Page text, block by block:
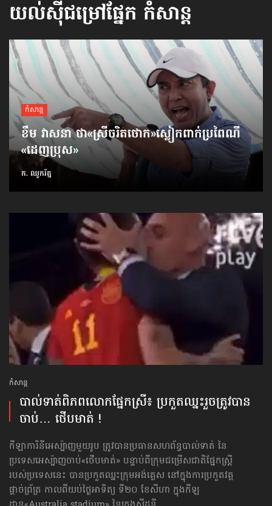
យល់ស៊ីជម្រៅផ្នែក កំសាន្ដ
កំសាន្ដ
ខឹម វាសនា ថា«ស្រីចរិតថោក»​ស្លៀកពាក់ប្រពៃណី​
«ដេញប្រុស»
ក. ឈូករ័ត្ន
កំសាន្ដ
បាល់ទាត់​ពិភពលោក​ផ្នែកស្រី៖ ប្រកួតឈ្នះរួច​ត្រូវបាន
ចាប់… ថើបមាត់ !
កីឡាការិនីអេស្ប៉ាញមួយរូប ត្រូវបានប្រធានសហព័ន្ធបាល់ទាត់ នៃ
ប្រទេសអេស្ប៉ាញចាប់«ថើបមាត់» បន្ទាប់ពីក្រុមជម្រើសជាតិផ្នែកស្ត្រី
របស់ប្រទេសនេះ បានប្រកួតឈ្នះក្រុមអង់គ្លេស នៅក្នុងការប្រកួតវគ្គ
ផ្ដាច់ព្រ័ត្រ កាលពីយប់ថ្ងៃអាទិត្យ ទី២០ ខែសីហា ក្នុងកីឡ